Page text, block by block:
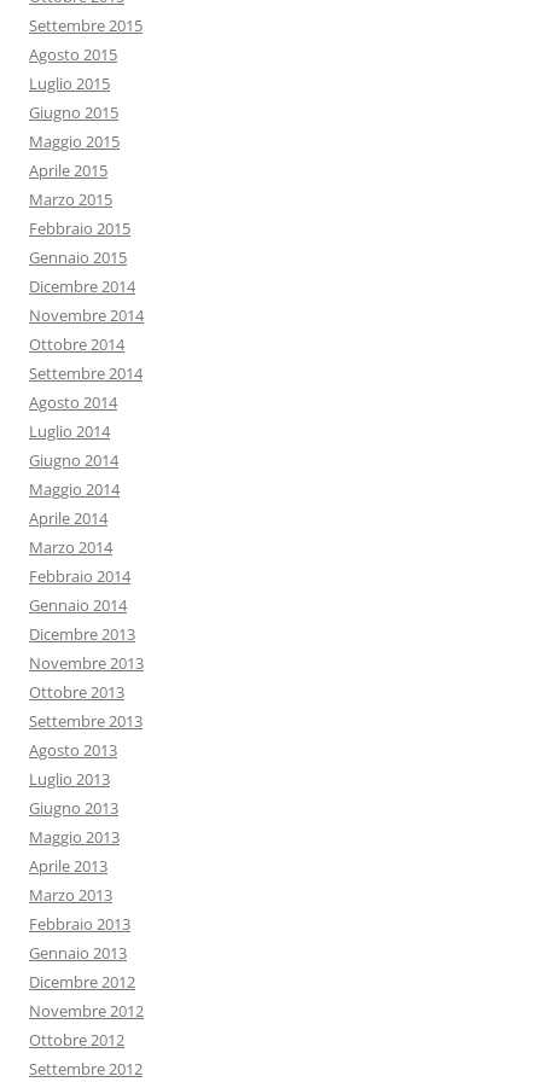
Settembre 2015
Agosto 2015
Luglio 2015
Giugno 2015
Maggio 2015
Aprile 2015
Marzo 2015
Febbraio 2015
Gennaio 2015
Dicembre 2014
Novembre 2014
Ottobre 2014
Settembre 2014
Agosto 2014
Luglio 2014
Giugno 2014
Maggio 2014
Aprile 2014
Marzo 2014
Febbraio 2014
Gennaio 2014
Dicembre 2013
Novembre 2013
Ottobre 2013
Settembre 2013
Agosto 2013
Luglio 2013
Giugno 2013
Maggio 2013
Aprile 2013
Marzo 2013
Febbraio 2013
Gennaio 2013
Dicembre 2012
Novembre 2012
Ottobre 2012
Settembre 2012